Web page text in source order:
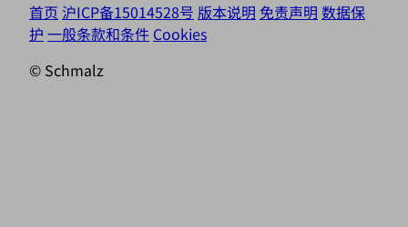
首页 沪ICP备15014528号 版本说明 免责声明 数据保
护 一般条款和条件 Cookies
© Schmalz